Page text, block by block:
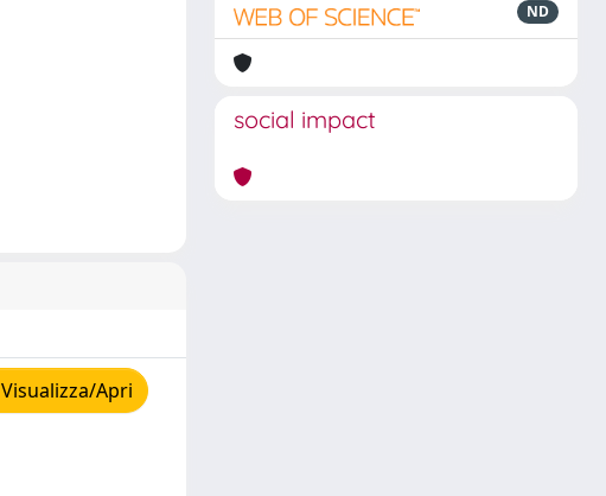
Visualizza/Apri
ND
social impact